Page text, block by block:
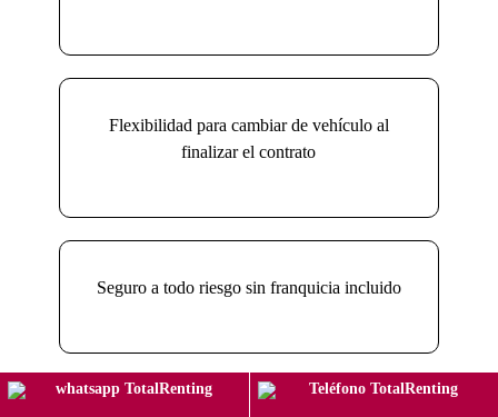
Flexibilidad para cambiar de vehículo al
finalizar el contrato
Seguro a todo riesgo sin franquicia incluido